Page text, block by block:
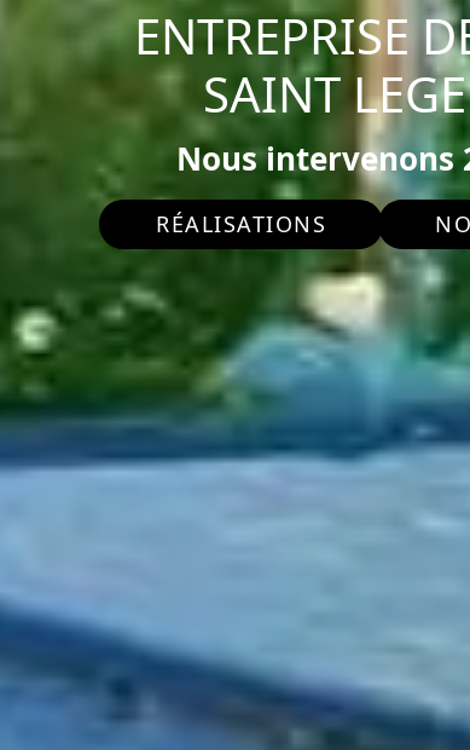
ENTREPRISE
SAINT
Nous intervenons
RÉALISATIONS